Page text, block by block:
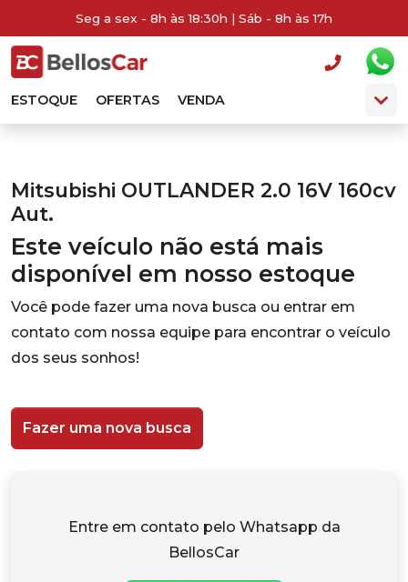
Seg a sex - 8h às 18:30h | Sáb - 8h às 17h
ESTOQUE OFERTAS VENDA
Mitsubishi OUTLANDER 2.0 16V 160cv
Aut.
Este veículo não está mais
disponível em nosso estoque
Você pode fazer uma nova busca ou entrar em
contato com nossa equipe para encontrar o veículo
dos seus sonhos!
Fazer uma nova busca
Entre em contato pelo Whatsapp da
BellosCar